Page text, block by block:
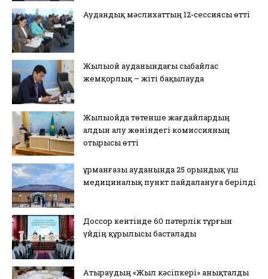
Аудандық мәслихаттың 12-сессиясы өтті
Жылыой ауданындағы сыбайлас
жемқорлық – жіті бақылауда
Жылыойда төтенше жағдайлардың
алдын алу жөніндегі комиссияның
отырысы өтті
Құрманғазы ауданында 25 орындық үш
медициналық пункт пайдалануға берілді
Доссор кентінде 60 пәтерлік тұрғын
үйдің құрылысы басталады
Атыраудың «Жыл кәсіпкері» анықталды